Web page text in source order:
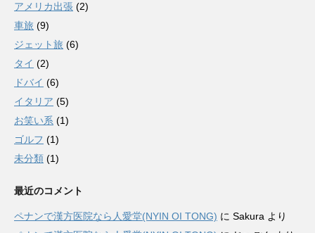
アメリカ出張 (2)
車旅 (9)
ジェット旅 (6)
タイ (2)
ドバイ (6)
イタリア (5)
お笑い系 (1)
ゴルフ (1)
未分類 (1)
最近のコメント
ペナンで漢方医院なら人愛堂(NYIN OI TONG) に Sakura より